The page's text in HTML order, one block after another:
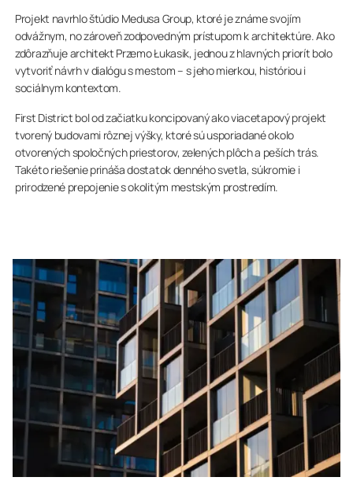
Projekt navrhlo štúdio Medusa Group, ktoré je známe svojím
odvážnym, no zároveň zodpovedným prístupom k architektúre. Ako
zdôrazňuje architekt Przemo Łukasik, jednou z hlavných priorít bolo
vytvoriť návrh v dialógu s mestom – s jeho mierkou, históriou i
sociálnym kontextom.
First District bol od začiatku koncipovaný ako viacetapový projekt
tvorený budovami rôznej výšky, ktoré sú usporiadané okolo
otvorených spoločných priestorov, zelených plôch a peších trás.
Takéto riešenie prináša dostatok denného svetla, súkromie i
prirodzené prepojenie s okolitým mestským prostredím.